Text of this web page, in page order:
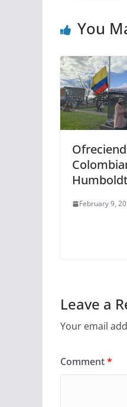
You
Humboldt
February 9,
Leave a
Your email
Comment*